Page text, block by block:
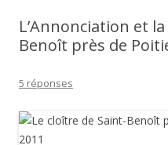
L’Annonciation et
Benoît près de
5 réponses